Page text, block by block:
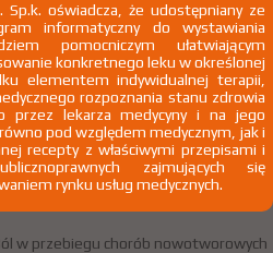
100%
18,86 zł
50%(1)
11,78 zł
75+ (2)
bezpł.
DZ(3)
bezpł.
20
Zakłady Farmaceutyczne
Polpharma SA
wskazaniach.Pokaż
w przebiegu chorób nowotworowych
Sp.k. oświadcza, że udostępniany ze
informatyczny do wystawiania
pomocniczym ułatwiającym
konkretnego leku w określonej
elementem indywidualnej terapii,
rozpoznania stanu zdrowia
przez lekarza medycyny i na jego
pod względem medycznym, jak i
recepty z właściwymi przepisami i
zajmujących się
rynku usług medycznych.